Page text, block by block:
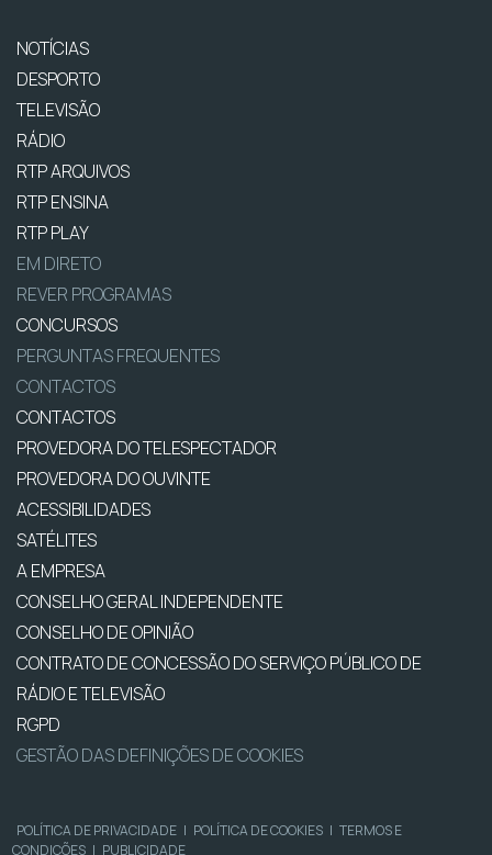
NOTÍCIAS
DESPORTO
TELEVISÃO
RÁDIO
RTP ARQUIVOS
RTP ENSINA
RTP PLAY
EM DIRETO
REVER PROGRAMAS
CONCURSOS
PERGUNTAS FREQUENTES
CONTACTOS
CONTACTOS
PROVEDORA DO TELESPECTADOR
PROVEDORA DO OUVINTE
ACESSIBILIDADES
SATÉLITES
A EMPRESA
CONSELHO GERAL INDEPENDENTE
CONSELHO DE OPINIÃO
CONTRATO DE CONCESSÃO DO SERVIÇO PÚBLICO DE
RÁDIO E TELEVISÃO
RGPD
GESTÃO DAS DEFINIÇÕES DE COOKIES
POLÍTICA DE PRIVACIDADE | POLÍTICA DE COOKIES | TERMOS E
CONDIÇÕES | PUBLICIDADE